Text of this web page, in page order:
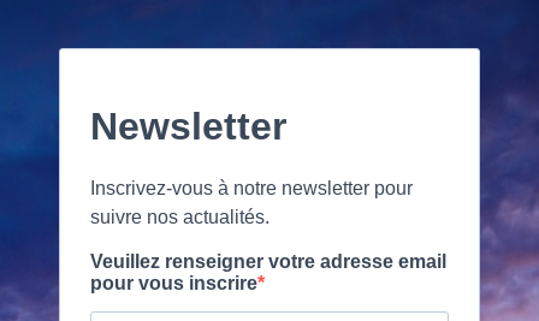
Newsletter
Inscrivez-vous à notre newsletter pour
suivre nos actualités.
Veuillez renseigner votre adresse email
pour vous inscrire